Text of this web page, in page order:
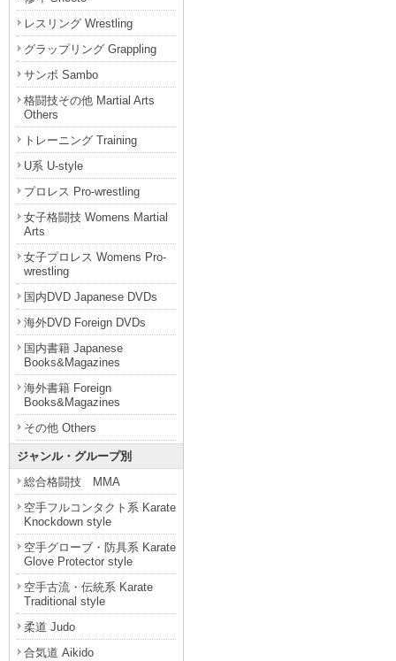
レスリング Wrestling
グラップリング Grappling
サンボ Sambo
格闘技その他 Martial Arts
Others
トレーニング Training
U系 U-style
プロレス Pro-wrestling
女子格闘技 Womens Martial
Arts
女子プロレス Womens Pro-
wrestling
国内DVD Japanese DVDs
海外DVD Foreign DVDs
国内書籍 Japanese
Books&Magazines
海外書籍 Foreign
Books&Magazines
その他 Others
ジャンル・グループ別
総合格闘技 MMA
空手フルコンタクト系 Karate
Knockdown style
空手グローブ・防具系 Karate
Glove Protector style
空手古流・伝統系 Karate
Traditional style
柔道 Judo
合気道 Aikido